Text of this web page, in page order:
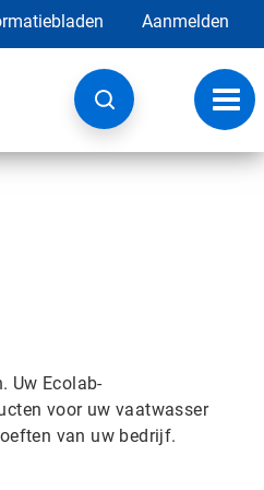
Aanmelden
Uw Ecolab-
voor uw vaatwasser
van uw bedrijf.